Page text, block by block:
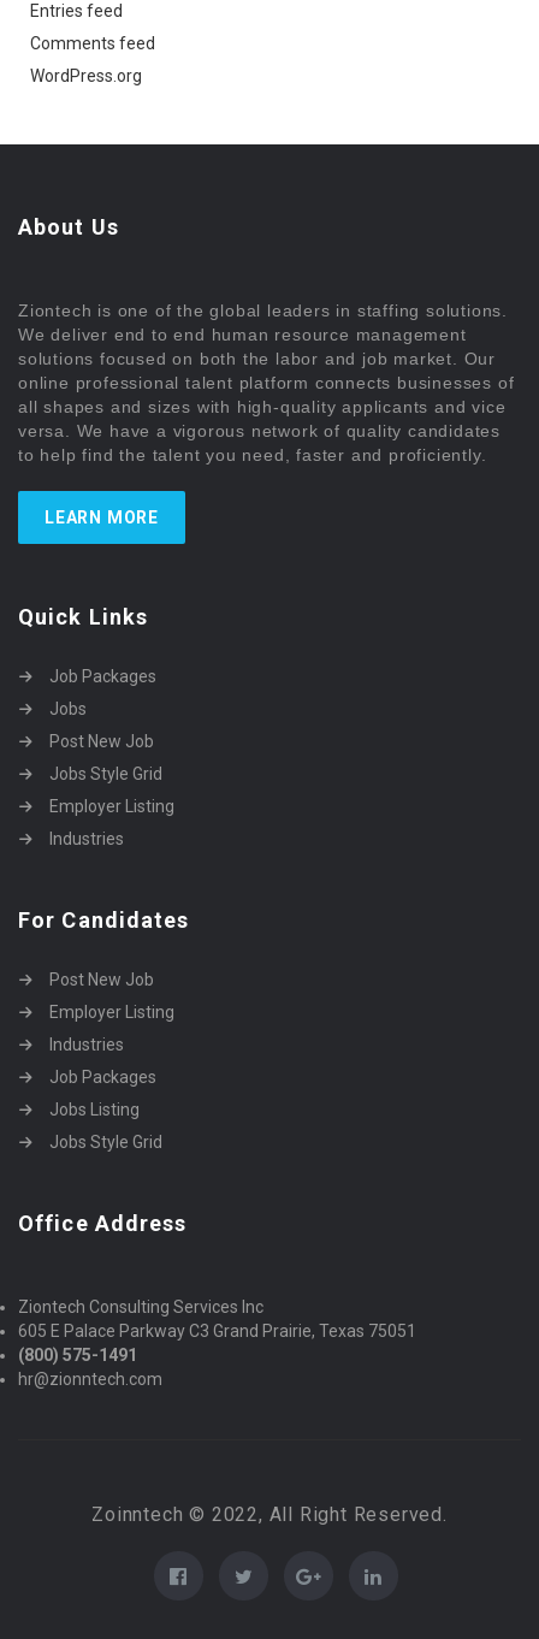
Entries feed
Comments feed
WordPress.org
About Us
Ziontech is one of the global leaders in staffing solutions.
We deliver end to end human resource management
solutions focused on both the labor and job market. Our
online professional talent platform connects businesses of
all shapes and sizes with high-quality applicants and vice
versa. We have a vigorous network of quality candidates
to help find the talent you need, faster and proficiently.
LEARN MORE
Quick Links
Job Packages
Jobs
Post New Job
Jobs Style Grid
Employer Listing
Industries
For Candidates
Post New Job
Employer Listing
Industries
Job Packages
Jobs Listing
Jobs Style Grid
Office Address
Ziontech Consulting Services Inc
605 E Palace Parkway C3 Grand Prairie, Texas 75051
(800) 575-1491
hr@zionntech.com
Zoinntech © 2022, All Right Reserved.